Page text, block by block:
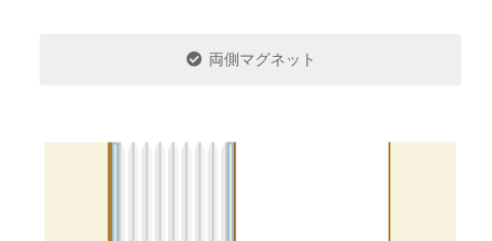
両側マグネット